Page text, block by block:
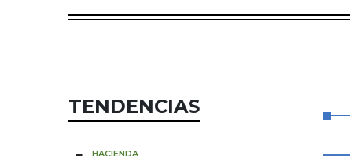
TENDENCIAS
HACIENDA